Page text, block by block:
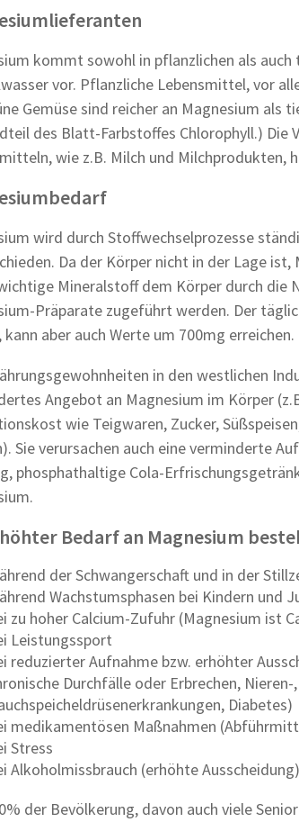
kommt sowohl in pflanzlichen als
vor. Pflanzliche Lebensmittel, vor
Gemüse sind reicher an Magnesium als
des Blatt-Farbstoffes Chlorophyll.) Die
wie z.B. Milch und Milchprodukten,
wird durch Stoffwechselprozesse
Da der Körper nicht in der Lage
Mineralstoff dem Körper durch die
Präparate zugeführt werden. Der
kann aber auch Werte um 700mg erreichen.
in den westlichen
Angebot an Magnesium im Körper
wie Teigwaren, Zucker,
Sie verursachen auch eine verminderte
phosphathaltige Cola-
Bedarf an Magnesium
der Schwangerschaft und in der
Wachstumsphasen bei Kindern und
zu hoher Calcium-Zufuhr (Magnesium ist
Leistungssport
reduzierter Aufnahme bzw. erhöhter
Durchfälle oder Erbrechen,
Diabetes)
medikamentösen Maßnahmen
Stress
Alkoholmissbrauch (erhöhte Ausscheidung)
der Bevölkerung, davon auch viele